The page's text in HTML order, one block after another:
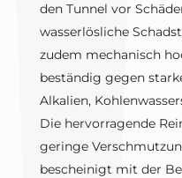
den Tunnel vor
wasserlösliche
zudem mechanisch
beständig gegen
Alkalien,
Die hervorragende
geringe
bescheinigt mit der